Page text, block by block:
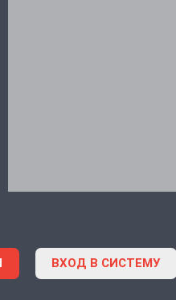
ВХОД В СИСТЕМУ